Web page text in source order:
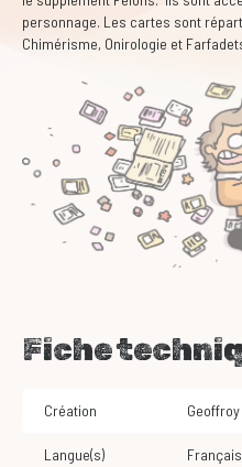
personnage. Les cartes sont
Chimérisme, Onirologie et
Fiche
Création
Langue(s) Français